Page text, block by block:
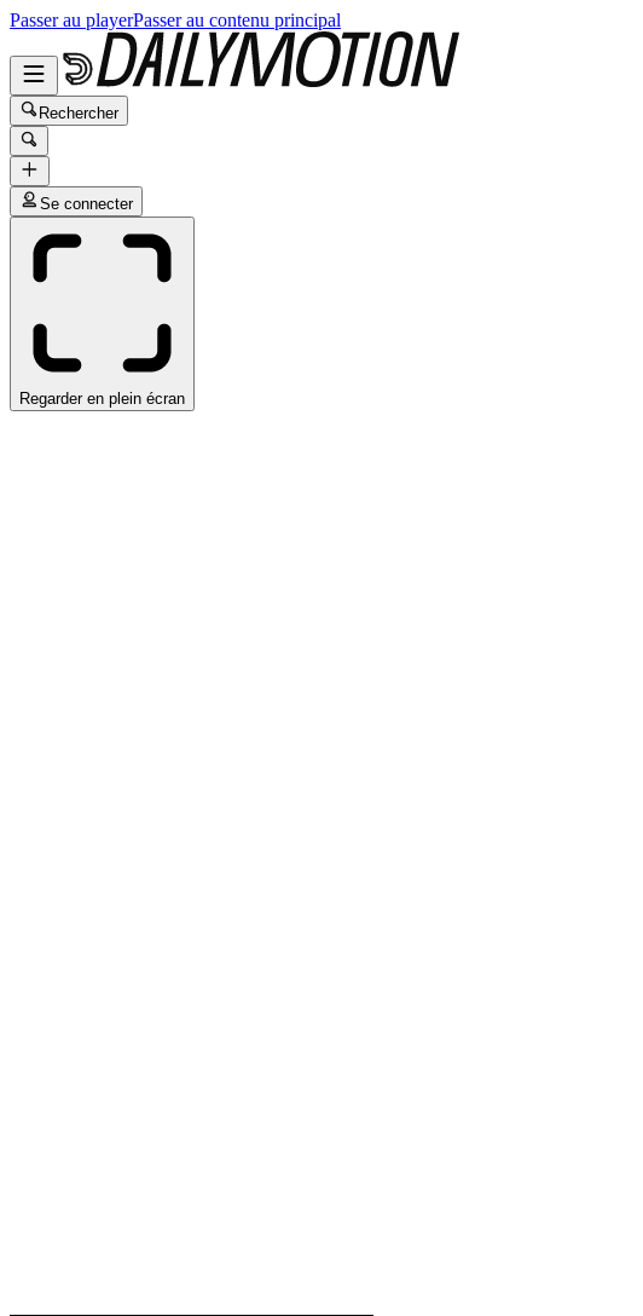
Passer au playerPasser au contenu principal
Rechercher
Se connecter
Regarder en plein écran